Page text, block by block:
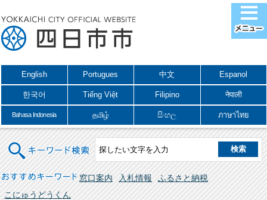
English Portugues 中文 Espanol
한국어 Tiếng Việt Filipino नेपाली
Bahasa Indonesia தமிழ் සිංහල ภาษาไทย
キーワード検索
おすすめキーワード 窓口案内 入札情報
ふるさと納税
こにゅうどうくん